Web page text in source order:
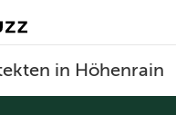
in Höhenrain